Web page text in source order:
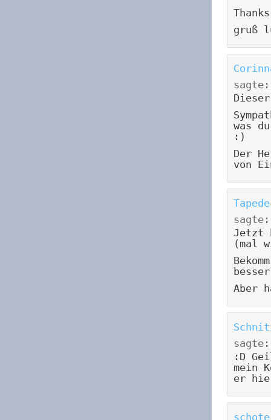
gruß
sagte:
was
:)
Der
von
sagte:
Jetzt
(mal
Aber
sagte:
:D
mein
er
schote